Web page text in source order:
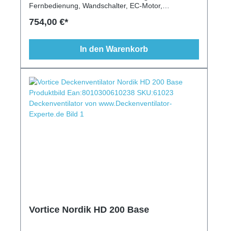
Fernbedienung, Wandschalter, EC-Motor,
754,00 €*
In den Warenkorb
Vortice Nordik HD 200 Base